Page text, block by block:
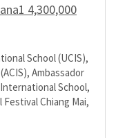
4,300,000
School (UCIS),
Ambassador
School,
Chiang Mai,